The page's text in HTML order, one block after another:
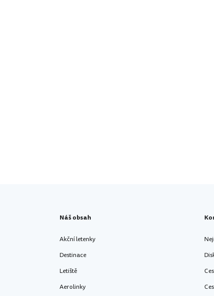
Náš obsah
Akční letenky
Destinace
Letiště
Aerolinky